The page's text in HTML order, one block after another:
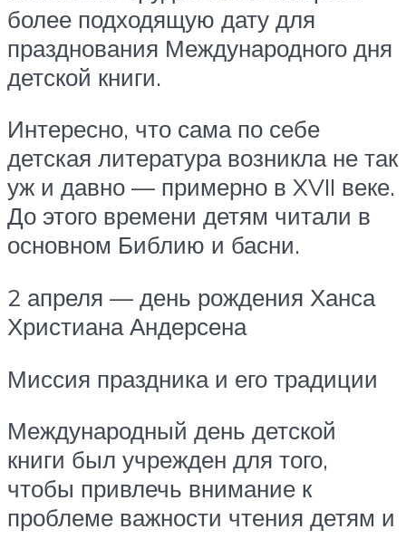
более подходящую дату для
празднования Международного дня
детской книги.
Интересно, что сама по себе
детская литература возникла не так
уж и давно — примерно в XVII веке.
До этого времени детям читали в
основном Библию и басни.
2 апреля — день рождения Ханса
Христиана Андерсена
Миссия праздника и его традиции
Международный день детской
книги был учрежден для того,
чтобы привлечь внимание к
проблеме важности чтения детям и